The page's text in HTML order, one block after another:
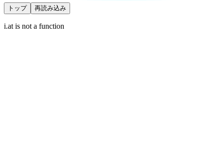
トップ 再読み込み
i.at is not a function